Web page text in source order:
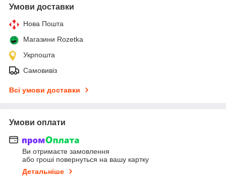
Умови доставки
Нова Пошта
Магазини Rozetka
Укрпошта
Самовивіз
Всі умови доставки
Умови оплати
Ви отримаєте замовлення
або гроші повернуться на вашу картку
Детальніше